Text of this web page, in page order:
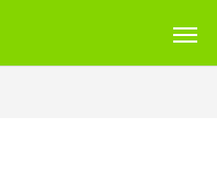
援B型・ニコサービス